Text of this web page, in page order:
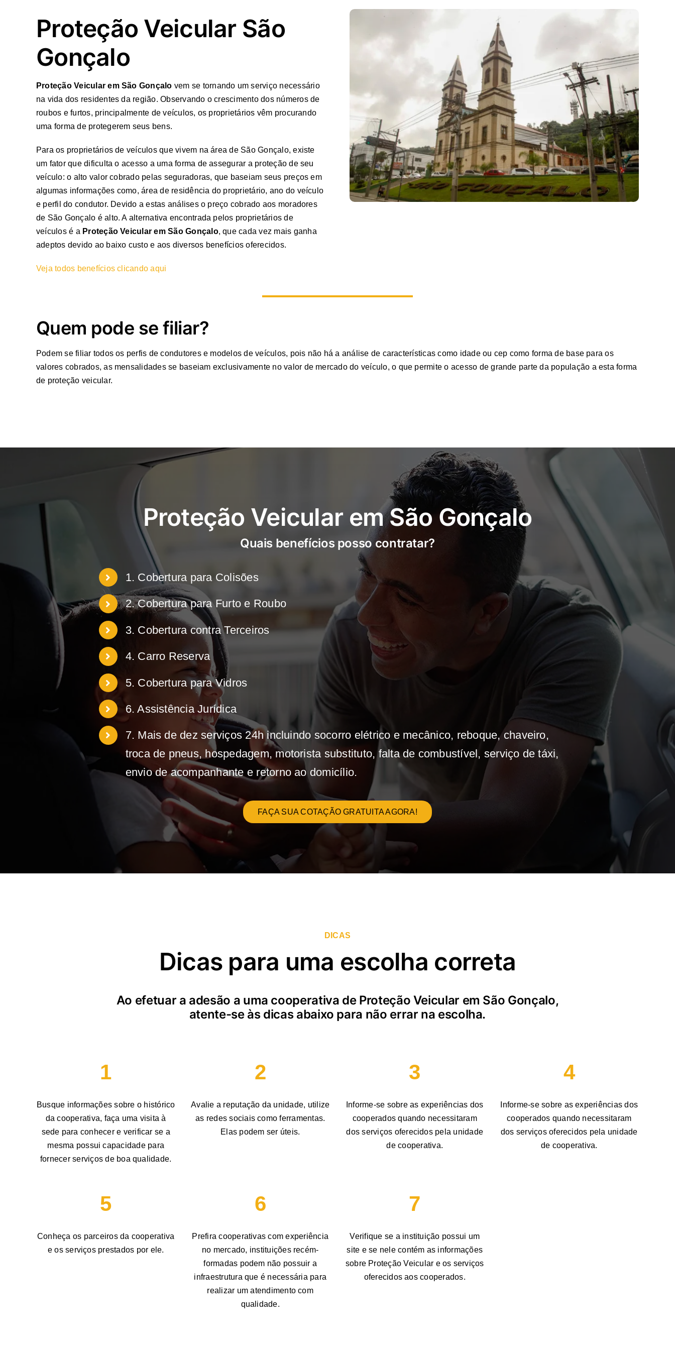
Proteção Veicular São
Gonçalo
Proteção Veicular em São Gonçalo vem se tornando um serviço necessário
na vida dos residentes da região. Observando o crescimento dos números de
roubos e furtos, principalmente de veículos, os proprietários vêm procurando
uma forma de protegerem seus bens.
Para os proprietários de veículos que vivem na área de São Gonçalo, existe
um fator que dificulta o acesso a uma forma de assegurar a proteção de seu
veículo: o alto valor cobrado pelas seguradoras, que baseiam seus preços em
algumas informações como, área de residência do proprietário, ano do veículo
e perfil do condutor. Devido a estas análises o preço cobrado aos moradores
de São Gonçalo é alto. A alternativa encontrada pelos proprietários de
veículos é a Proteção Veicular em São Gonçalo, que cada vez mais ganha
adeptos devido ao baixo custo e aos diversos benefícios oferecidos.
Veja todos benefícios clicando aqui
Quem pode se filiar?
Podem se filiar todos os perfis de condutores e modelos de veículos, pois não há a análise de características como idade ou cep como forma de base para os
valores cobrados, as mensalidades se baseiam exclusivamente no valor de mercado do veículo, o que permite o acesso de grande parte da população a esta forma
de proteção veicular.
Proteção Veicular em São Gonçalo
Quais benefícios posso contratar?
1. Cobertura para Colisões
2. Cobertura para Furto e Roubo
3. Cobertura contra Terceiros
4. Carro Reserva
5. Cobertura para Vidros
6. Assistência Jurídica
7. Mais de dez serviços 24h incluindo socorro elétrico e mecânico, reboque, chaveiro,
troca de pneus, hospedagem, motorista substituto, falta de combustível, serviço de táxi,
envio de acompanhante e retorno ao domicílio.
FAÇA SUA COTAÇÃO GRATUITA AGORA!
DICAS
Dicas para uma escolha correta
Ao efetuar a adesão a uma cooperativa de Proteção Veicular em São Gonçalo,
atente-se às dicas abaixo para não errar na escolha.
1
Busque informações sobre o histórico
da cooperativa, faça uma visita à
sede para conhecer e verificar se a
mesma possui capacidade para
fornecer serviços de boa qualidade.
2
Avalie a reputação da unidade, utilize
as redes sociais como ferramentas.
Elas podem ser úteis.
3
Informe-se sobre as experiências dos
cooperados quando necessitaram
dos serviços oferecidos pela unidade
de cooperativa.
4
Informe-se sobre as experiências dos
cooperados quando necessitaram
dos serviços oferecidos pela unidade
de cooperativa.
5
Conheça os parceiros da cooperativa
e os serviços prestados por ele.
6
Prefira cooperativas com experiência
no mercado, instituições recém-
formadas podem não possuir a
infraestrutura que é necessária para
realizar um atendimento com
qualidade.
7
Verifique se a instituição possui um
site e se nele contém as informações
sobre Proteção Veicular e os serviços
oferecidos aos cooperados.